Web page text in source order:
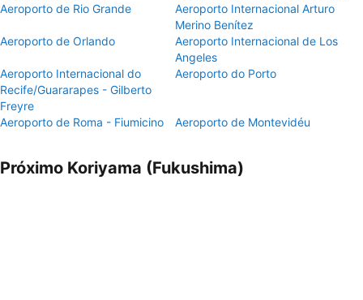
Aeroporto de Rio Grande
Aeroporto Internacional Arturo
Merino Benítez
Aeroporto de Orlando
Aeroporto Internacional de Los
Angeles
Aeroporto Internacional do
Recife/Guararapes - Gilberto
Freyre
Aeroporto do Porto
Aeroporto de Roma - Fiumicino Aeroporto de Montevidéu
Próximo Koriyama (Fukushima)